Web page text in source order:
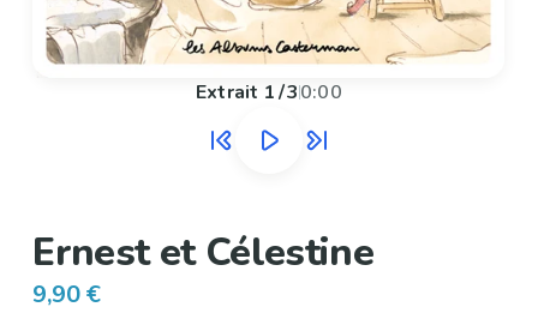
Extrait 1/30:00
Ernest et Célestine
9,90 €